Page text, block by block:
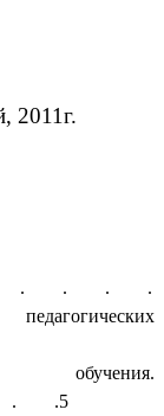
. . . . .
. .5